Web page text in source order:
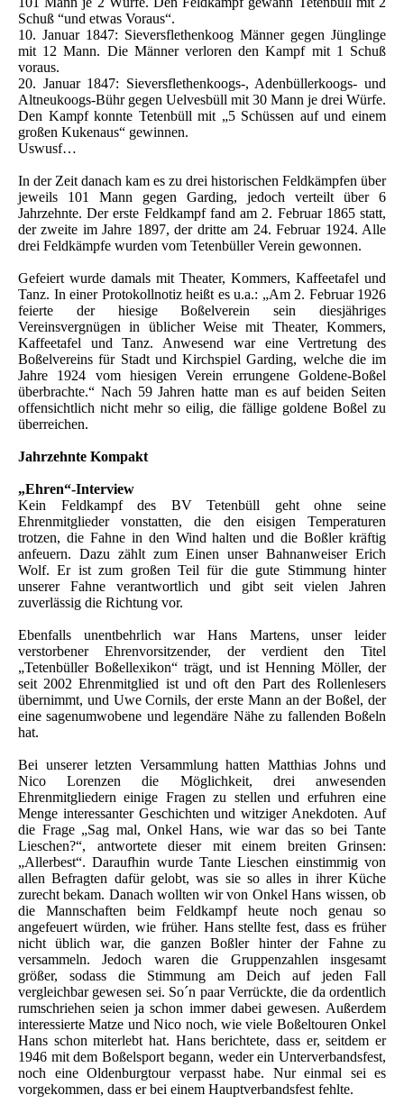
Schuß “und etwas Voraus“.
10. Januar 1847: Sieversflethenkoog Männer gegen Jünglinge
mit 12 Mann. Die Männer verloren den Kampf mit 1 Schuß
voraus.
20. Januar 1847: Sieversflethenkoogs-, Adenbüllerkoogs- und
Altneukoogs-Bühr gegen Uelvesbüll mit 30 Mann je drei Würfe.
Den Kampf konnte Tetenbüll mit „5 Schüssen auf und einem
großen Kukenaus“ gewinnen.
Uswusf…
In der Zeit danach kam es zu drei historischen Feldkämpfen über
jeweils 101 Mann gegen Garding, jedoch verteilt über 6
Jahrzehnte. Der erste Feldkampf fand am 2. Februar 1865 statt,
der zweite im Jahre 1897, der dritte am 24. Februar 1924. Alle
drei Feldkämpfe wurden vom Tetenbüller Verein gewonnen.
Gefeiert wurde damals mit Theater, Kommers, Kaffeetafel und
Tanz. In einer Protokollnotiz heißt es u.a.: „Am 2. Februar 1926
feierte der hiesige Boßelverein sein diesjähriges
Vereinsvergnügen in üblicher Weise mit Theater, Kommers,
Kaffeetafel und Tanz. Anwesend war eine Vertretung des
Boßelvereins für Stadt und Kirchspiel Garding, welche die im
Jahre 1924 vom hiesigen Verein errungene Goldene-Boßel
überbrachte.“ Nach 59 Jahren hatte man es auf beiden Seiten
offensichtlich nicht mehr so eilig, die fällige goldene Boßel zu
überreichen.
Jahrzehnte Kompakt
„Ehren“-Interview
Kein Feldkampf des BV Tetenbüll geht ohne seine
Ehrenmitglieder vonstatten, die den eisigen Temperaturen
trotzen, die Fahne in den Wind halten und die Boßler kräftig
anfeuern. Dazu zählt zum Einen unser Bahnanweiser Erich
Wolf. Er ist zum großen Teil für die gute Stimmung hinter
unserer Fahne verantwortlich und gibt seit vielen Jahren
zuverlässig die Richtung vor.
Ebenfalls unentbehrlich war Hans Martens, unser leider
verstorbener Ehrenvorsitzender, der verdient den Titel
„Tetenbüller Boßellexikon“ trägt, und ist Henning Möller, der
seit 2002 Ehrenmitglied ist und oft den Part des Rollenlesers
übernimmt, und Uwe Cornils, der erste Mann an der Boßel, der
eine sagenumwobene und legendäre Nähe zu fallenden Boßeln
hat.
Bei unserer letzten Versammlung hatten Matthias Johns und
Nico Lorenzen die Möglichkeit, drei anwesenden
Ehrenmitgliedern einige Fragen zu stellen und erfuhren eine
Menge interessanter Geschichten und witziger Anekdoten. Auf
die Frage „Sag mal, Onkel Hans, wie war das so bei Tante
Lieschen?“, antwortete dieser mit einem breiten Grinsen:
„Allerbest“. Daraufhin wurde Tante Lieschen einstimmig von
allen Befragten dafür gelobt, was sie so alles in ihrer Küche
zurecht bekam. Danach wollten wir von Onkel Hans wissen, ob
die Mannschaften beim Feldkampf heute noch genau so
angefeuert würden, wie früher. Hans stellte fest, dass es früher
nicht üblich war, die ganzen Boßler hinter der Fahne zu
versammeln. Jedoch waren die Gruppenzahlen insgesamt
größer, sodass die Stimmung am Deich auf jeden Fall
vergleichbar gewesen sei. So´n paar Verrückte, die da ordentlich
rumschriehen seien ja schon immer dabei gewesen. Außerdem
interessierte Matze und Nico noch, wie viele Boßeltouren Onkel
Hans schon miterlebt hat. Hans berichtete, dass er, seitdem er
1946 mit dem Boßelsport begann, weder ein Unterverbandsfest,
noch eine Oldenburgtour verpasst habe. Nur einmal sei es
vorgekommen, dass er bei einem Hauptverbandsfest fehlte.